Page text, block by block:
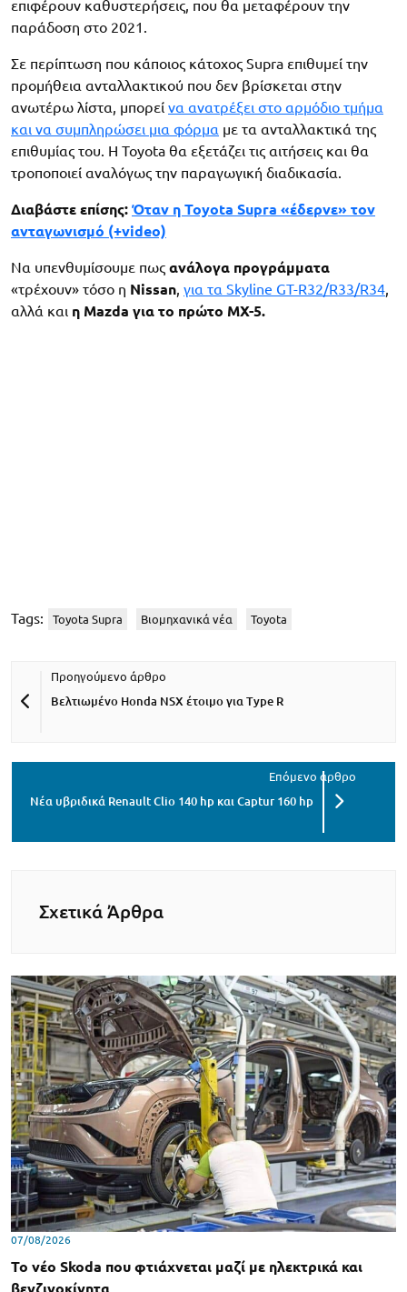
επιφέρουν καθυστερήσεις, που θα μεταφέρουν την
παράδοση στο 2021.
Σε περίπτωση που κάποιος κάτοχος Supra επιθυμεί την
προμήθεια ανταλλακτικού που δεν βρίσκεται στην
ανωτέρω λίστα, μπορεί να ανατρέξει στο αρμόδιο τμήμα
και να συμπληρώσει μια φόρμα με τα ανταλλακτικά της
επιθυμίας του. Η Toyota θα εξετάζει τις αιτήσεις και θα
τροποποιεί αναλόγως την παραγωγική διαδικασία.
Διαβάστε επίσης: Όταν η Toyota Supra «έδερνε» τον
ανταγωνισμό (+video)
Να υπενθυμίσουμε πως ανάλογα προγράμματα
«τρέχουν» τόσο η Nissan, για τα Skyline GT-R32/R33/R34,
αλλά και η Mazda για το πρώτο MX-5.
Tags: Toyota Supra Βιομηχανικά νέα Toyota
Βελτιωμένο Honda NSX έτοιμο για Type R
Νέα υβριδικά Renault Clio 140 hp και Captur 160 hp
Σχετικά Άρθρα
07/08/2026
Το νέο Skoda που φτιάχνεται μαζί με ηλεκτρικά και
βενζινοκίνητα